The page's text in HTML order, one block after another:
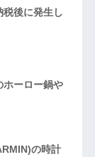
税後に発生し
ホーロー鍋や
の時計